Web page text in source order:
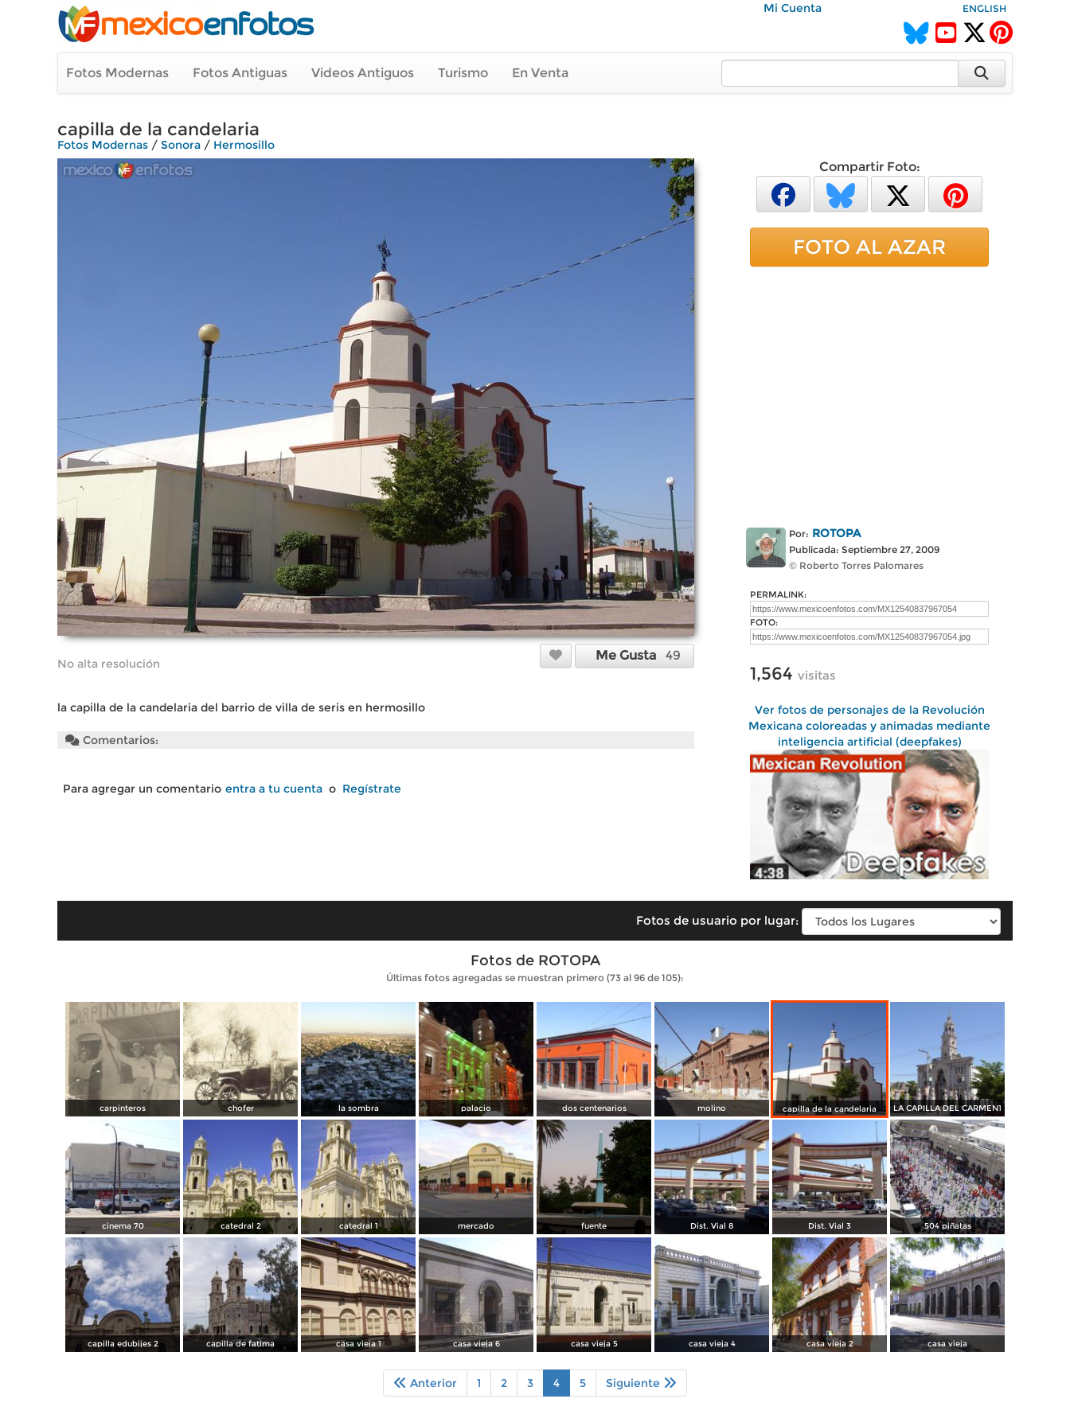
Mi Cuenta ENGLISH
Fotos Modernas Fotos Antiguas Videos Antiguos Turismo En Venta
capilla de la candelaria
Fotos Modernas / Sonora / Hermosillo
No alta resolución
Me Gusta 49
la capilla de la candelaria del barrio de villa de seris en hermosillo
Comentarios:
Para agregar un comentario entra a tu cuenta o Regístrate
Compartir Foto:
FOTO AL AZAR
Por: ROTOPA
Publicada: Septiembre 27, 2009
© Roberto Torres Palomares
PERMALINK:
FOTO:
1,564 visitas
Ver fotos de personajes de la Revolución
Mexicana coloreadas y animadas mediante
inteligencia artificial (deepfakes)
Fotos de usuario por lugar:
Fotos de ROTOPA
Últimas fotos agregadas se muestran primero (73 al 96 de 105):
carpinteros chofer la sombra palacio dos centenarios molino capilla de la candelaria LA CAPILLA DEL CARMEN1
cinema 70 catedral 2 catedral 1 mercado fuente Dist. Vial 8 Dist. Vial 3 504 piñatas
capilla edubijes 2 capilla de fatima casa vieja 1 casa vieja 6 casa vieja 5 casa vieja 4 casa vieja 2 casa vieja
Anterior 1 2 3 4 5 Siguiente